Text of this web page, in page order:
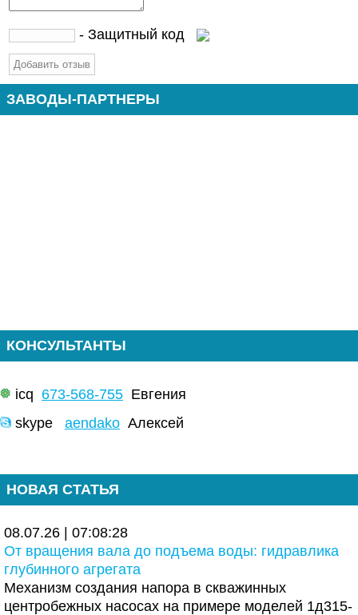
- Защитный код
ЗАВОДЫ-ПАРТНЕРЫ
КОНСУЛЬТАНТЫ
icq 673-568-755 Евгения
skype aendako Алексей
НОВАЯ СТАТЬЯ
08.07.26 | 07:08:28
От вращения вала до подъема воды: гидравлика
глубинного агрегата
Механизм создания напора в скважинных
центробежных насосах на примере моделей 1д315-